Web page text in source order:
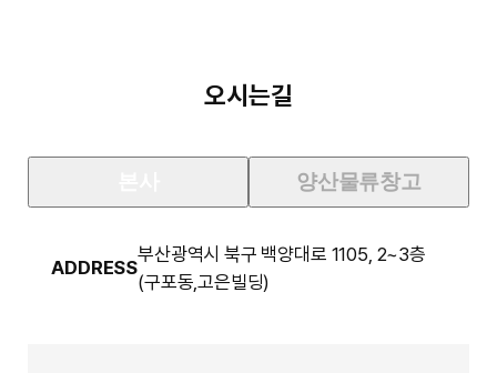
오시는길
양산물류창고
ADDRESS
부산광역시 북구 백양대로 1105, 2~3층
(구포동,고은빌딩)